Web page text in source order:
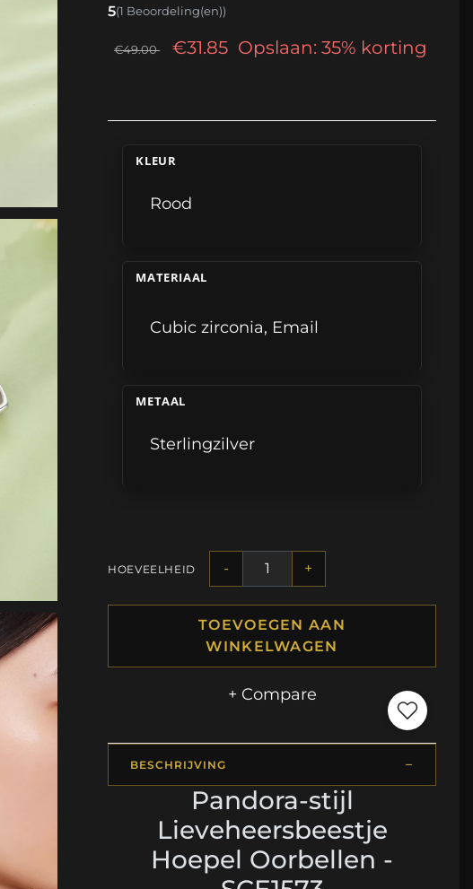
5(1 Beoordeling(en))
€49.00 €31.85 Opslaan: 35% korting
KLEUR
Rood
MATERIAAL
Cubic zirconia, Email
METAAL
Sterlingzilver
HOEVEELHEID - +
TOEVOEGEN AAN
WINKELWAGEN
+ Compare
BESCHRIJVING
Pandora-stijl
Lieveheersbeestje
Hoepel Oorbellen -